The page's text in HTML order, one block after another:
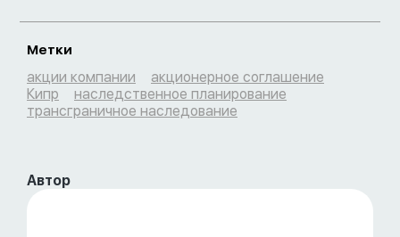
Метки
акции компании
акционерное соглашение
Кипр
наследственное планирование
трансграничное наследование
Автор